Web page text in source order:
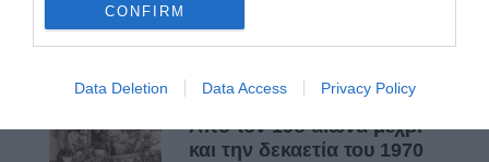
CONFIRM
Data Deletion Data Access Privacy Policy
Φωτογραφίες-κειμήλια από
καλοκαίρια στην Άνδρο –
Από τον 19ο αιώνα μέχρι
και την δεκαετία του 1970